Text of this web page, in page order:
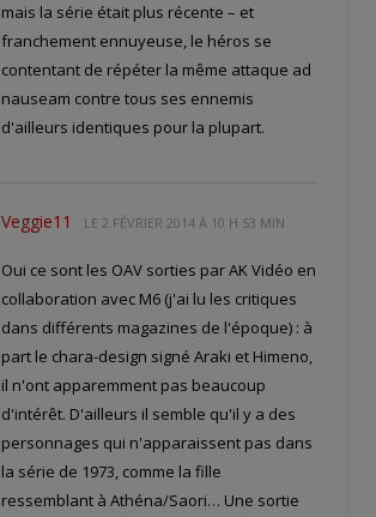
mais la série était plus récente – et
franchement ennuyeuse, le héros se
contentant de répéter la même attaque ad
nauseam contre tous ses ennemis
d'ailleurs identiques pour la plupart.
Veggie11 LE 2 FÉVRIER 2014 À 10 H 53 MIN
Oui ce sont les OAV sorties par AK Vidéo en
collaboration avec M6 (j'ai lu les critiques
dans différents magazines de l'époque) : à
part le chara-design signé Araki et Himeno,
il n'ont apparemment pas beaucoup
d'intérêt. D'ailleurs il semble qu'il y a des
personnages qui n'apparaissent pas dans
la série de 1973, comme la fille
ressemblant à Athéna/Saori… Une sortie